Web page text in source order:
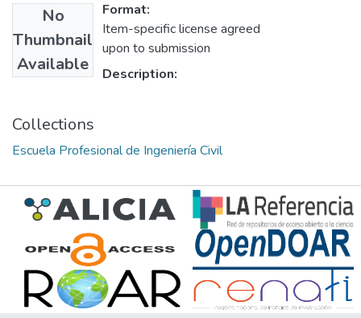
No
Thumbnail
Available
Format:
Item-specific license agreed
upon to submission
Description:
Collections
Escuela Profesional de Ingeniería Civil